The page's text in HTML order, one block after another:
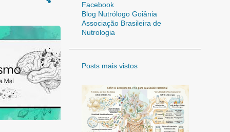
Facebook
Blog Nutrólogo Goiânia
Associação Brasileira de
Nutrologia
Posts mais vistos